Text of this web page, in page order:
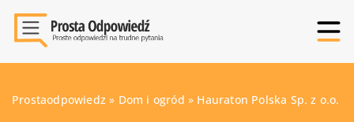
Prostaodpowiedz » Dom i ogród » Hauraton Polska Sp. z o.o.